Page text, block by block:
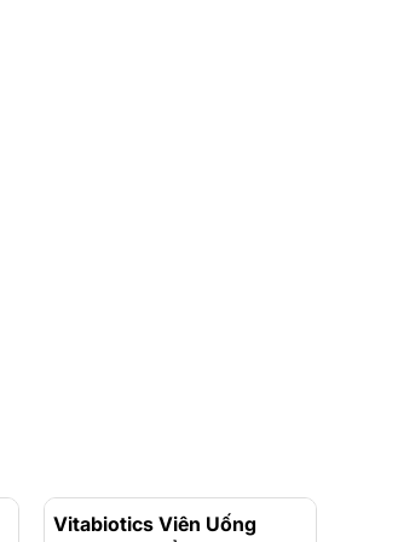
Vitabiotics Viên Uống